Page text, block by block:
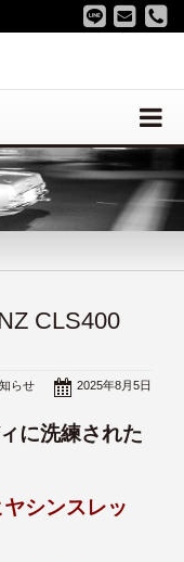
CLS400
2025年8月5日
らせ
に洗練された
ヤシンスレッ